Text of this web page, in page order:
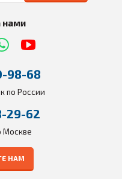
нами
98-68
по России
29-62
Москве
НАМ